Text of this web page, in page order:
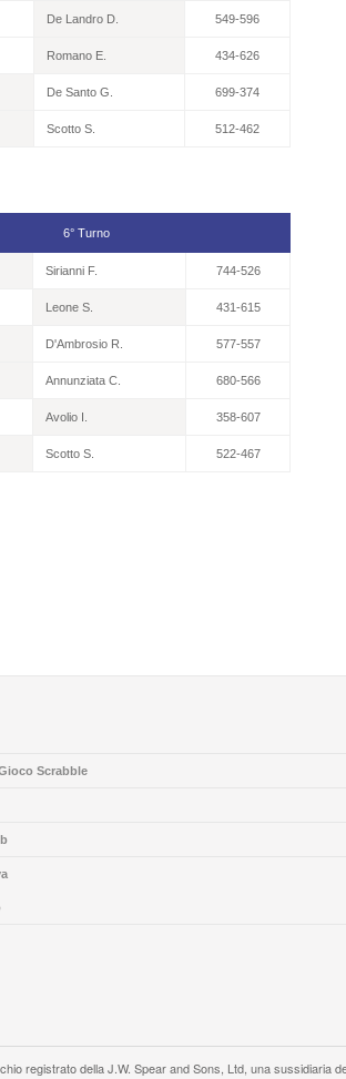
De Landro D. 549-596
Romano E. 434-626
De Santo G. 699-374
Scotto S. 512-462
6° Turno
Sirianni F. 744-526
Leone S. 431-615
D'Ambrosio R. 577-557
Annunziata C. 680-566
Avolio I. 358-607
Scotto S. 522-467
Scrabble
registrato della J.W. Spear and Sons, Ltd, una